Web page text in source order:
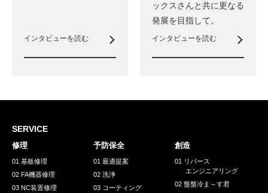
インタビューを読む
ックスさんと共に更なる
発展を目指して。
インタビューを読む
SERVICE
修理
01 基板修理
02 FA機器修理
03 NC装置修理
予防保全
01 最適提案
02 洗浄
03 コーティング
創造
01 リバース
エンジニアリング
02 盤盤冷ま～す君